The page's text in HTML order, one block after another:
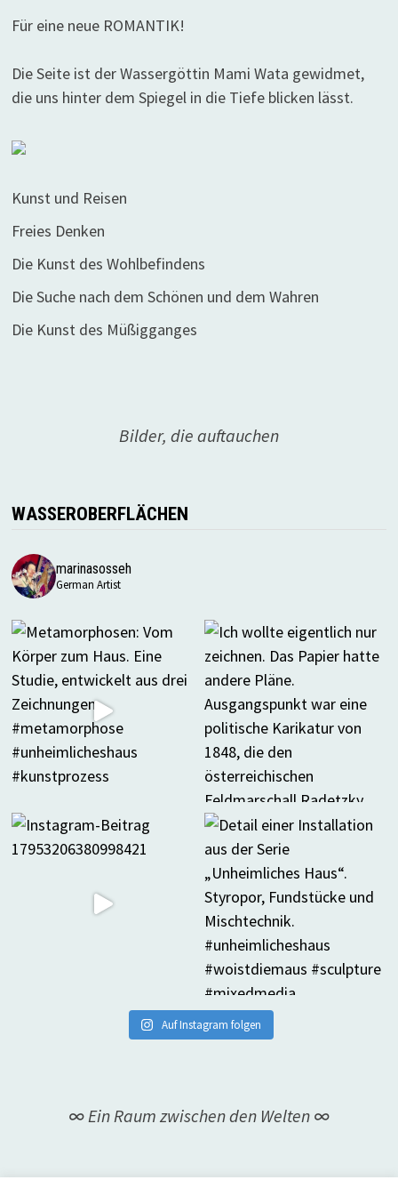
Für eine neue ROMANTIK!
Die Seite ist der Wassergöttin Mami Wata gewidmet,
die uns hinter dem Spiegel in die Tiefe blicken lässt.
Kunst und Reisen
Freies Denken
Die Kunst des Wohlbefindens
Die Suche nach dem Schönen und dem Wahren
Die Kunst des Müßigganges
Bilder, die auftauchen
WASSEROBERFLÄCHEN
marinasosseh
German Artist
Auf Instagram folgen
∞ Ein Raum zwischen den Welten ∞